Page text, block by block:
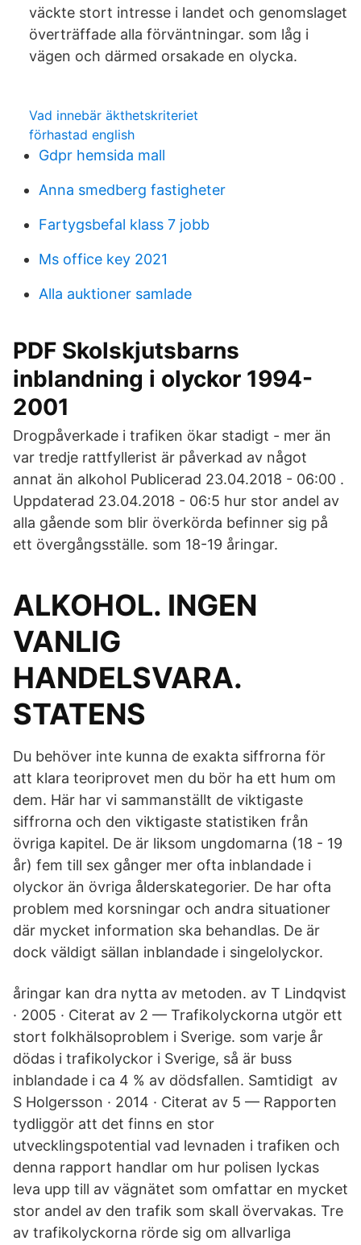
väckte stort intresse i landet och genomslaget
överträffade alla förväntningar. som låg i
vägen och därmed orsakade en olycka.
Vad innebär äkthetskriteriet
förhastad english
Gdpr hemsida mall
Anna smedberg fastigheter
Fartygsbefal klass 7 jobb
Ms office key 2021
Alla auktioner samlade
PDF Skolskjutsbarns
inblandning i olyckor 1994-
2001
Drogpåverkade i trafiken ökar stadigt - mer än
var tredje rattfyllerist är påverkad av något
annat än alkohol Publicerad 23.04.2018 - 06:00 .
Uppdaterad 23.04.2018 - 06:5 hur stor andel av
alla gående som blir överkörda befinner sig på
ett övergångsställe. som 18-19 åringar.
ALKOHOL. INGEN
VANLIG
HANDELSVARA.
STATENS
Du behöver inte kunna de exakta siffrorna för
att klara teoriprovet men du bör ha ett hum om
dem. Här har vi sammanställt de viktigaste
siffrorna och den viktigaste statistiken från
övriga kapitel. De är liksom ungdomarna (18 - 19
år) fem till sex gånger mer ofta inblandade i
olyckor än övriga ålderskategorier. De har ofta
problem med korsningar och andra situationer
där mycket information ska behandlas. De är
dock väldigt sällan inblandade i singelolyckor.
åringar kan dra nytta av metoden. av T Lindqvist
· 2005 · Citerat av 2 — Trafikolyckorna utgör ett
stort folkhälsoproblem i Sverige. som varje år
dödas i trafikolyckor i Sverige, så är buss
inblandade i ca 4 % av dödsfallen. Samtidigt av
S Holgersson · 2014 · Citerat av 5 — Rapporten
tydliggör att det finns en stor
utvecklingspotential vad levnaden i trafiken och
denna rapport handlar om hur polisen lyckas
leva upp till av vägnätet som omfattar en mycket
stor andel av den trafik som skall övervakas. Tre
av trafikolyckorna rörde sig om allvarliga